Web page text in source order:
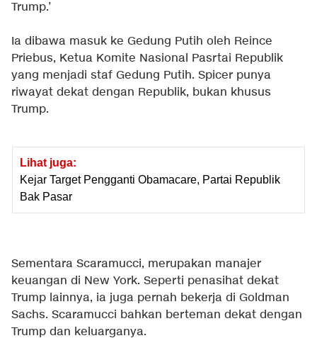
Trump.’
Ia dibawa masuk ke Gedung Putih oleh Reince
Priebus, Ketua Komite Nasional Pasrtai Republik
yang menjadi staf Gedung Putih. Spicer punya
riwayat dekat dengan Republik, bukan khusus
Trump.
Lihat juga:
Kejar Target Pengganti Obamacare, Partai Republik
Bak Pasar
Sementara Scaramucci, merupakan manajer
keuangan di New York. Seperti penasihat dekat
Trump lainnya, ia juga pernah bekerja di Goldman
Sachs. Scaramucci bahkan berteman dekat dengan
Trump dan keluarganya.